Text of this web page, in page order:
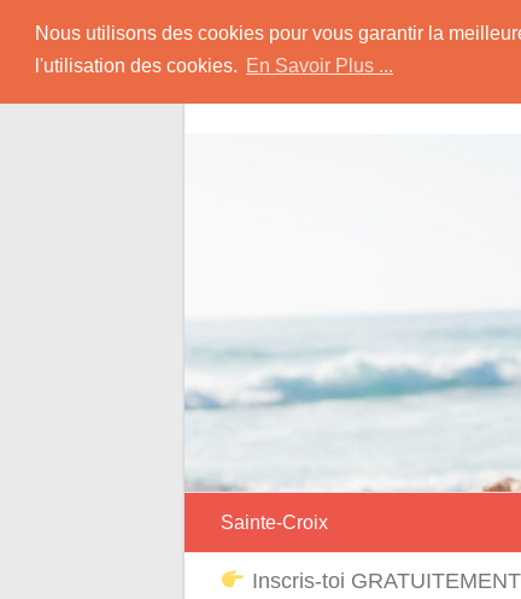
Nous utilisons des cookies pour vous garantir la
l'utilisation des cookies. En Savoir Plus ...
content
Rencontrer Senior
Conseils & Infos pour la Rencontre
Sainte-Croix
Inscris-toi